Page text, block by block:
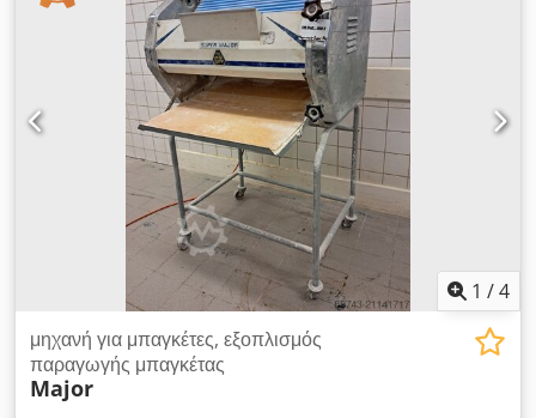
1 /4
μηχανή για μπαγκέτες, εξοπλισμός
παραγωγής μπαγκέτας
Major